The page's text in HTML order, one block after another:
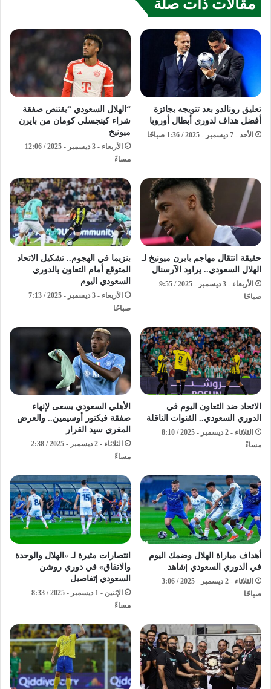
مقالات ذات صلة
تعليق رونالدو بعد تتويجه بجائزة
أفضل هداف لدوري أبطال أوروبا
الأحد - 7 ديسمبر - 2025 / 1:36 صباحًا
“الهلال السعودي “يقتنص صفقة
شراء كينجسلي كومان من بايرن
ميونيخ
الأربعاء - 3 ديسمبر - 2025 / 12:06
مساءً
حقيقة انتقال مهاجم بايرن ميونيخ لـ
الهلال السعودي.. يراود الآرسنال
الأربعاء - 3 ديسمبر - 2025 / 9:55
صباحًا
بنزيما في الهجوم.. تشكيل الاتحاد
المتوقع أمام التعاون بالدوري
السعودي اليوم
الأربعاء - 3 ديسمبر - 2025 / 7:13
صباحًا
الاتحاد ضد التعاون اليوم في
الدوري السعودي.. القنوات الناقلة
الثلاثاء - 2 ديسمبر - 2025 / 8:10
مساءً
الأهلي السعودي يسعى لإنهاء
صفقة فيكتور أوسيمين.. والعرض
المغري سيد القرار
الثلاثاء - 2 ديسمبر - 2025 / 2:38
مساءً
أهداف مباراة الهلال وضمك اليوم
في الدوري السعودي |شاهد
الثلاثاء - 2 ديسمبر - 2025 / 3:06
صباحًا
انتصارات مثيرة لـ «الهلال والوحدة
والاتفاق» في دوري روشن
السعودي |تفاصيل
الإثنين - 1 ديسمبر - 2025 / 8:33
مساءً